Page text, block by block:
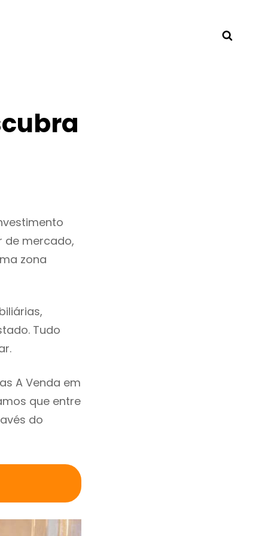
de mercado,
zona
Tudo
A Venda em
que entre
do